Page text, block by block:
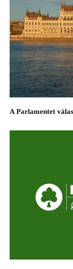
A Parlamentet